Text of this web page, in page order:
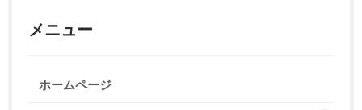
メニュー
ホームページ